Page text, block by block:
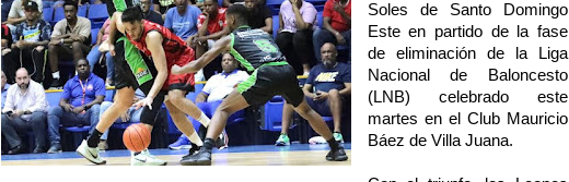
Soles de Santo Domingo
Este en partido de la fase
de eliminación de la Liga
Nacional de Baloncesto
(LNB) celebrado este
martes en el Club Mauricio
Báez de Villa Juana.